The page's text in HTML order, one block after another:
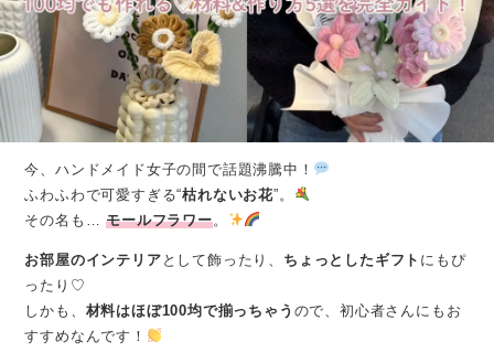
今、ハンドメイド女子の間で話題沸騰中！
ふわふわで可愛すぎる“枯れないお花”。
その名も…モールフラワー。
お部屋のインテリア として飾ったり、 ちょっとしたギフト にもぴ
ったり♡
しかも、 材料はほぼ100均で揃っちゃう ので、初心者さんにもお
すすめなんです！